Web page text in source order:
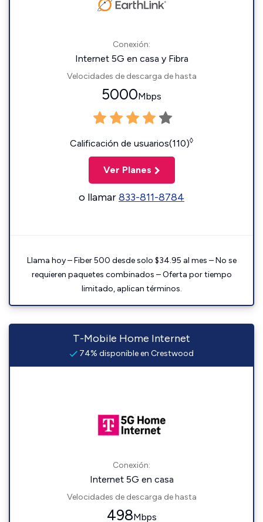
Conexión:
Internet 5G en casa y Fibra
Velocidades de descarga de hasta
5000Mbps
Calificación de usuarios(110)◊
Ver Planes
o llamar833-811-8784
Llama hoy – Fiber 500 desde solo $34.95 al mes – No se
requieren paquetes combinados – Oferta por tiempo
limitado, aplican términos.
T-Mobile Home Internet
74% disponible en Crestwood
Conexión:
Internet 5G en casa
Velocidades de descarga de hasta
498Mbps